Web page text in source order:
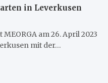
in Leverkusen
am 26. April 2023
mit der…